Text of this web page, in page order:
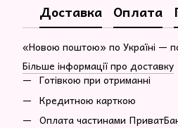
Доставка Оплата
«Новою поштою» по Україні —
Більше інформації про доставку
Готівкою при отриманні
Кредитною карткою
Оплата частинами